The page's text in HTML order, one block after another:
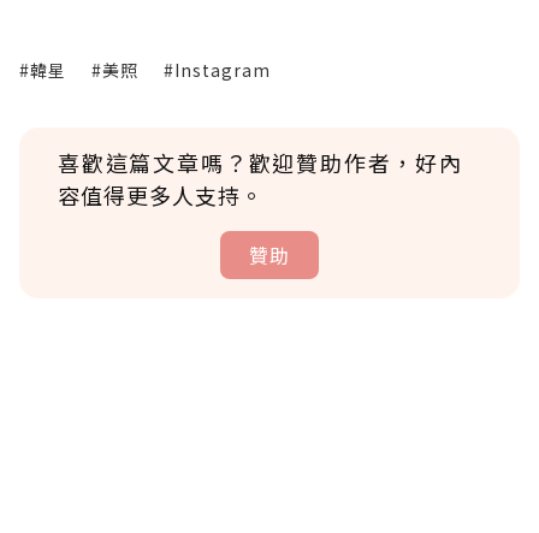
#韓星 #美照 #Instagram
喜歡這篇文章嗎？歡迎贊助作者，好內
容值得更多人支持。
贊助